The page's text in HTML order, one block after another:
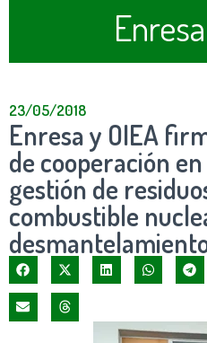
23/05/2018
Enresa y OIEA
de cooperación
gestión de
combustible